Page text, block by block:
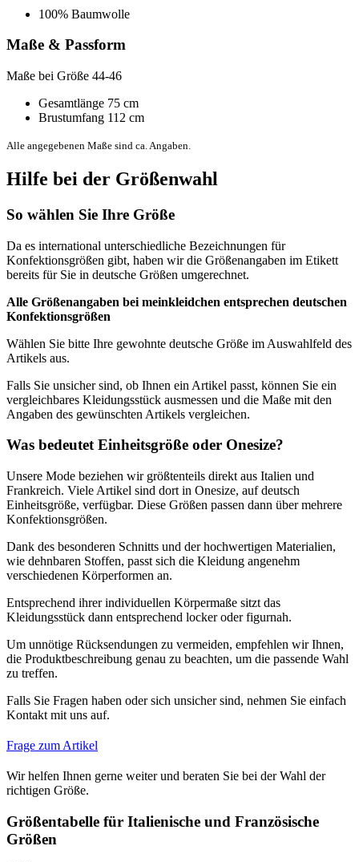
100% Baumwolle
Maße & Passform
Maße bei Größe 44-46
Gesamtlänge 75 cm
Brustumfang 112 cm
Alle angegebenen Maße sind ca. Angaben.
Hilfe bei der Größenwahl
So wählen Sie Ihre Größe
Da es international unterschiedliche Bezeichnungen für
Konfektionsgrößen gibt, haben wir die Größenangaben im Etikett
bereits für Sie in deutsche Größen umgerechnet.
Alle Größenangaben bei meinkleidchen entsprechen deutschen
Konfektionsgrößen
Wählen Sie bitte Ihre gewohnte deutsche Größe im Auswahlfeld des
Artikels aus.
Falls Sie unsicher sind, ob Ihnen ein Artikel passt, können Sie ein
vergleichbares Kleidungsstück ausmessen und die Maße mit den
Angaben des gewünschten Artikels vergleichen.
Was bedeutet Einheitsgröße oder Onesize?
Unsere Mode beziehen wir größtenteils direkt aus Italien und
Frankreich. Viele Artikel sind dort in Onesize, auf deutsch
Einheitsgröße, verfügbar. Diese Größen passen dann über mehrere
Konfektionsgrößen.
Dank des besonderen Schnitts und der hochwertigen Materialien,
wie dehnbaren Stoffen, passt sich die Kleidung angenehm
verschiedenen Körperformen an.
Entsprechend ihrer individuellen Körpermaße sitzt das
Kleidungsstück dann entsprechend locker oder figurnah.
Um unnötige Rücksendungen zu vermeiden, empfehlen wir Ihnen,
die Produktbeschreibung genau zu beachten, um die passende Wahl
zu treffen.
Falls Sie Fragen haben oder sich unsicher sind, nehmen Sie einfach
Kontakt mit uns auf.
Frage zum Artikel
Wir helfen Ihnen gerne weiter und beraten Sie bei der Wahl der
richtigen Größe.
Größentabelle für Italienische und Französische
Größen